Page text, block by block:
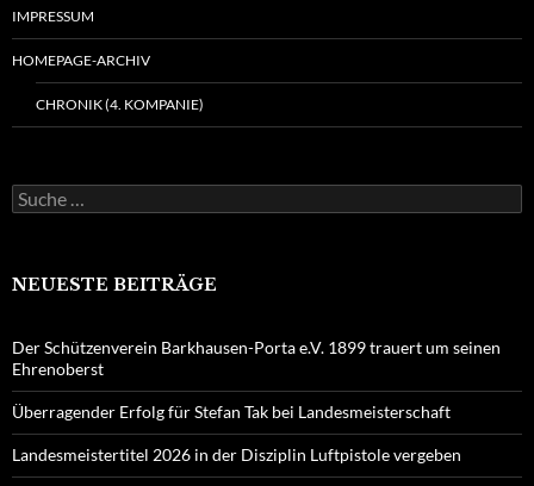
IMPRESSUM
HOMEPAGE-ARCHIV
CHRONIK (4. KOMPANIE)
Suche
nach:
NEUESTE BEITRÄGE
Der Schützenverein Barkhausen-Porta e.V. 1899 trauert um seinen
Ehrenoberst
Überragender Erfolg für Stefan Tak bei Landesmeisterschaft
Landesmeistertitel 2026 in der Disziplin Luftpistole vergeben